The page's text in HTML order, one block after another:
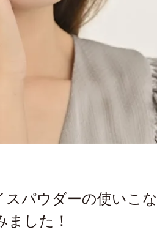
スパウダーの使いこ
した！